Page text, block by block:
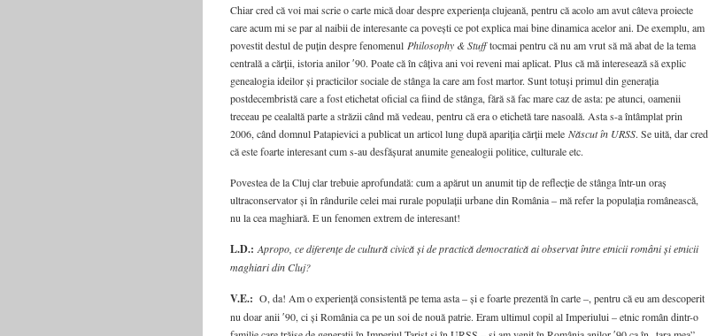
Chiar cred că voi mai scrie o carte mică doar despre experiența clujeană, pentru că acolo am avut câteva proiecte
care acum mi se par al naibii de interesante ca povești ce pot explica mai bine dinamica acelor ani. De exemplu, am
povestit destul de puțin despre fenomenul Philosophy & Stufftocmai pentru că nu am vrut să mă abat de la tema
centrală a cărții, istoria anilor ʹ90. Poate că în câțiva ani voi reveni mai aplicat. Plus că mă interesează să explic
genealogia ideilor și practicilor sociale de stânga la care am fost martor. Sunt totuși primul din generația
postdecembristă care a fost etichetat oficial ca fiind de stânga, fără să fac mare caz de asta: pe atunci, oamenii
treceau pe cealaltă parte a străzii când mă vedeau, pentru că era o etichetă tare nasoală. Asta s-a întâmplat prin
2006, când domnul Patapievici a publicat un articol lung după apariția cărții mele Născut în URSS. Se uită, dar cred
că este foarte interesant cum s-au desfășurat anumite genealogii politice, culturale etc.
Povestea de la Cluj clar trebuie aprofundată: cum a apărut un anumit tip de reflecție de stânga într-un oraș
ultraconservator și în rândurile celei mai rurale populații urbane din România – mă refer la populația românească,
nu la cea maghiară. E un fenomen extrem de interesant!
L.D.: Apropo, ce diferențe de cultură civică și de practică democratică ai observat între etnicii români și etnicii
maghiari din Cluj?
V.E.: O, da! Am o experiență consistentă pe tema asta – și e foarte prezentă în carte –, pentru că eu am descoperit
nu doar anii ʹ90, ci și România ca pe un soi de nouă patrie. Eram ultimul copil al Imperiului – etnic român dintr-o